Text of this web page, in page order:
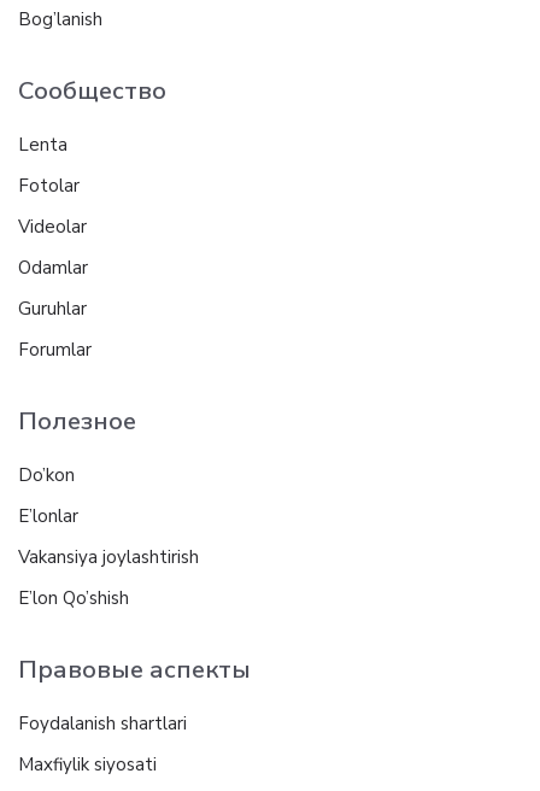
Bog’lanish
Сообщество
Lenta
Fotolar
Videolar
Odamlar
Guruhlar
Forumlar
Полезное
Do’kon
E’lonlar
Vakansiya joylashtirish
E’lon Qo’shish
Правовые аспекты
Foydalanish shartlari
Maxfiylik siyosati